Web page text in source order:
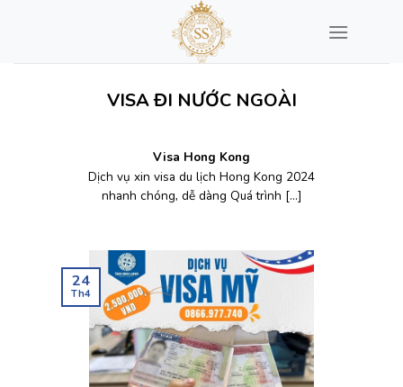
VISA ĐI NƯỚC NGOÀI
Visa Hong Kong
Dịch vụ xin visa du lịch Hong Kong 2024
nhanh chóng, dễ dàng Quá trình [...]
24
Th4